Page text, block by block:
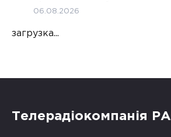
06.08.2026
загрузка...
Телерадіокомпанія РАІ